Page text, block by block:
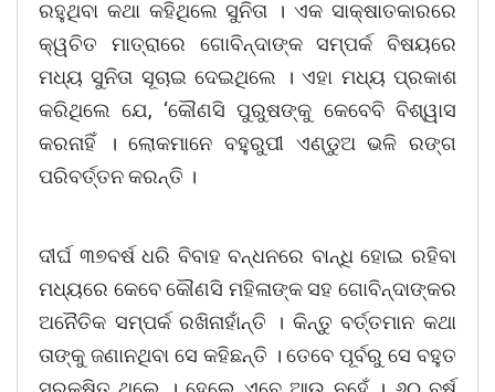
ରହୁଥିବା କଥା କହିଥିଲେ ସୁନିତା । ଏକ ସାକ୍ଷାତକାରରେ
କ୍ୱଚିତ ମାତ୍ରାରେ ଗୋବିନ୍ଦାଙ୍କ ସମ୍ପର୍କ ବିଷୟରେ
ମଧ୍ୟ ସୁନିତା ସୂଚାଇ ଦେଇଥିଲେ । ଏହା ମଧ୍ୟ ପ୍ରକାଶ
କରିଥିଲେ ଯେ, ‘କୌଣସି ପୁରୁଷଙ୍କୁ କେବେବି ବିଶ୍ୱାସ
କରନାହିଁ । ଲୋକମାନେ ବହୁରୁପୀ ଏଣ୍ଡୁଅ ଭଳି ରଙ୍ଗ
ପରିବର୍ତ୍ତନ କରନ୍ତି ।
ଦୀର୍ଘ ୩୭ବର୍ଷ ଧରି ବିବାହ ବନ୍ଧନରେ ବାନ୍ଧି ହୋଇ ରହିବା
ମଧ୍ୟରେ କେବେ କୌଣସି ମହିଳାଙ୍କ ସହ ଗୋବିନ୍ଦାଙ୍କର
ଅନୈତିକ ସମ୍ପର୍କ ରଖିନାହାଁନ୍ତି । କିନ୍ତୁ ବର୍ତ୍ତମାନ କଥା
ତାଙ୍କୁ ଜଣାନଥିବା ସେ କହିଛନ୍ତି । ତେବେ ପୂର୍ବରୁ ସେ ବହୁତ